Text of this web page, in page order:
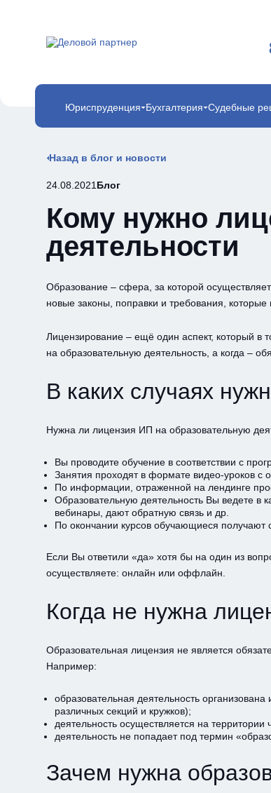
Юриспруденция Бухгалтерия Судебные
Назад в блог и новости
24.08.2021 Блог
Кому нужно
деятельности
Образование – сфера, за которой
новые законы, поправки и требования,
Лицензирование – ещё один аспект, который в
на образовательную деятельность, а когда –
В каких случаях
Нужна ли лицензия ИП на образовательную
Вы проводите обучение в соответствии с
Занятия проходят в формате видео-уроков с
По информации, отраженной на лендинге
Образовательную деятельность Вы ведете
вебинары, дают обратную связь и др.
По окончании курсов обучающиеся получают
Если Вы ответили «да» хотя бы на один из
осуществляете: онлайн или оффлайн.
Когда не нужна
Образовательная лицензия не является
Например:
образовательная деятельность
различных секций и кружков);
деятельность осуществляется на
деятельность не попадает под термин
Зачем нужна